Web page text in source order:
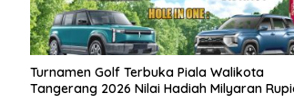
Turnamen Golf Terbuka Piala Walikota
Tangerang 2026 Nilai Hadiah Milyaran